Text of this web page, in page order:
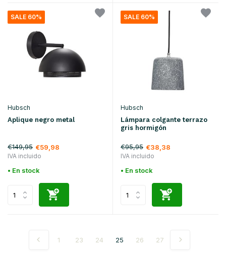
SALE 60%
Hubsch
Aplique negro metal
€149,95 €59,98
IVA incluido
• En stock
SALE 60%
Hubsch
Lámpara colgante terrazo
gris hormigón
€95,95 €38,38
IVA incluido
• En stock
1 23 24 25 26 27